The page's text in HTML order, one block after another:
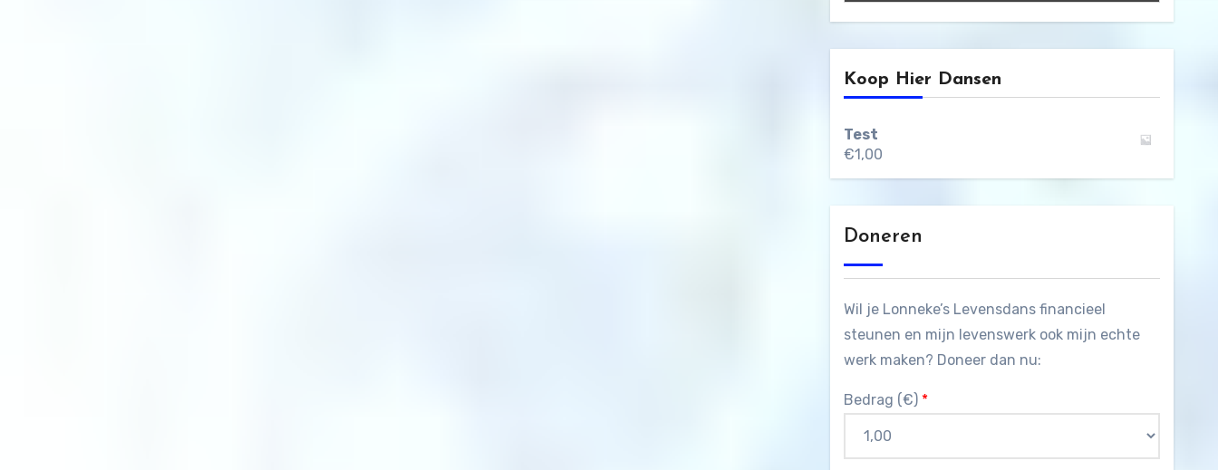
Koop Hier Dansen
Test
€1,00
Doneren
Wil je Lonneke’s Levensdans financieel
steunen en mijn levenswerk ook mijn echte
werk maken? Doneer dan nu:
Bedrag (€) *